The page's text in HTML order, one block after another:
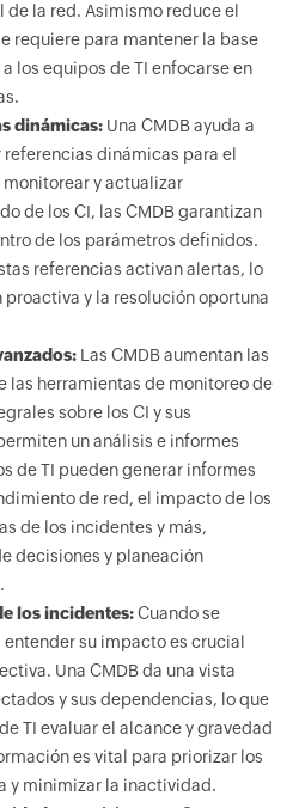
la red. Asimismo reduce el
requiere para mantener la base
los equipos de TI enfocarse en
dinámicas:Una CMDB ayuda a
dinámicas para el
y actualizar
de los CI, las CMDB garantizan
de los parámetros definidos.
referencias activan alertas, lo
y la resolución oportuna
Las CMDB aumentan las
las herramientas de monitoreo de
sobre los CI y sus
un análisis e informes
de TI pueden generar informes
de red, el impacto de los
de los incidentes y más,
decisiones y planeación
los incidentes:Cuando se
su impacto es crucial
Una CMDB da una vista
y sus dependencias, lo que
TI evaluar el alcance y gravedad
es vital para priorizar los
y minimizar la inactividad.